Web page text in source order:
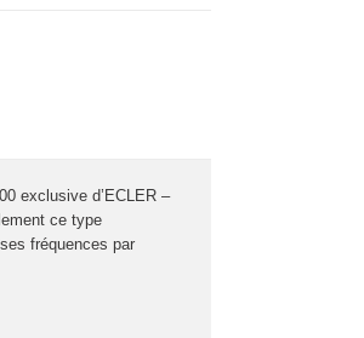
exclusive d’ECLER –
ce type
fréquences par